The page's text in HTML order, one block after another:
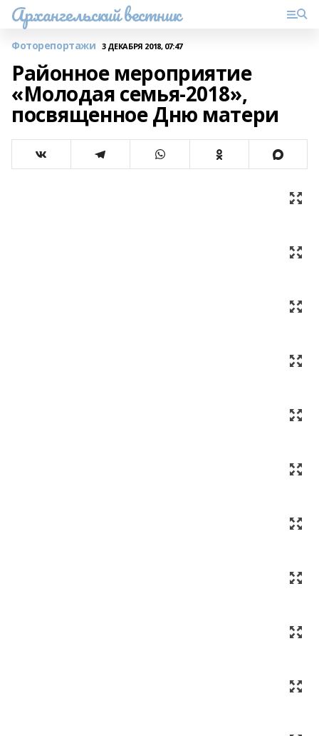
Архангельский вестник
Фоторепортажи 3 ДЕКАБРЯ 2018, 07:47
Районное мероприятие
«Молодая семья-2018»,
посвященное Дню матери